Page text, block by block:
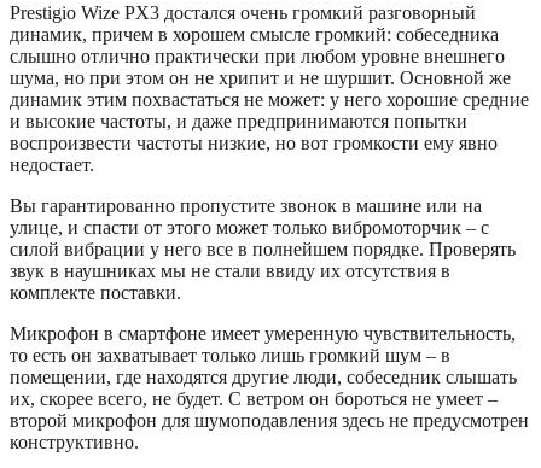
Prestigio Wize PX3 достался очень громкий разговорный
динамик, причем в хорошем смысле громкий: собеседника
слышно отлично практически при любом уровне внешнего
шума, но при этом он не хрипит и не шуршит. Основной же
динамик этим похвастаться не может: у него хорошие средние
и высокие частоты, и даже предпринимаются попытки
воспроизвести частоты низкие, но вот громкости ему явно
недостает.
Вы гарантированно пропустите звонок в машине или на
улице, и спасти от этого может только вибромоторчик – с
силой вибрации у него все в полнейшем порядке. Проверять
звук в наушниках мы не стали ввиду их отсутствия в
комплекте поставки.
Микрофон в смартфоне имеет умеренную чувствительность,
то есть он захватывает только лишь громкий шум – в
помещении, где находятся другие люди, собеседник слышать
их, скорее всего, не будет. С ветром он бороться не умеет –
второй микрофон для шумоподавления здесь не предусмотрен
конструктивно.